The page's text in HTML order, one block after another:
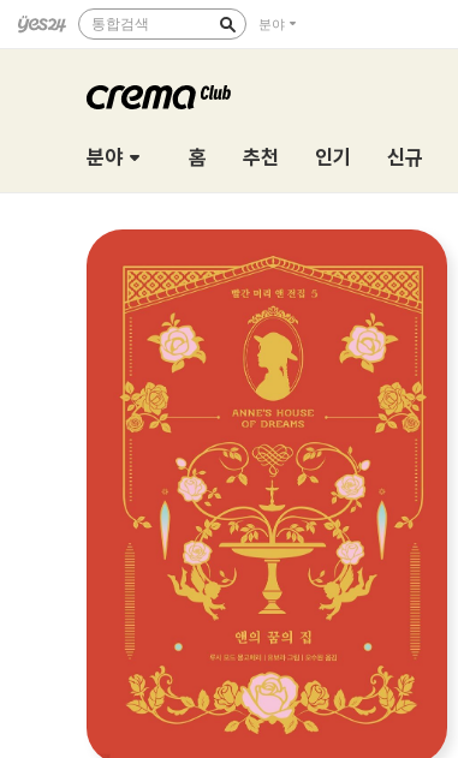
통합검색 분야
분야 홈 추천 인기 신규